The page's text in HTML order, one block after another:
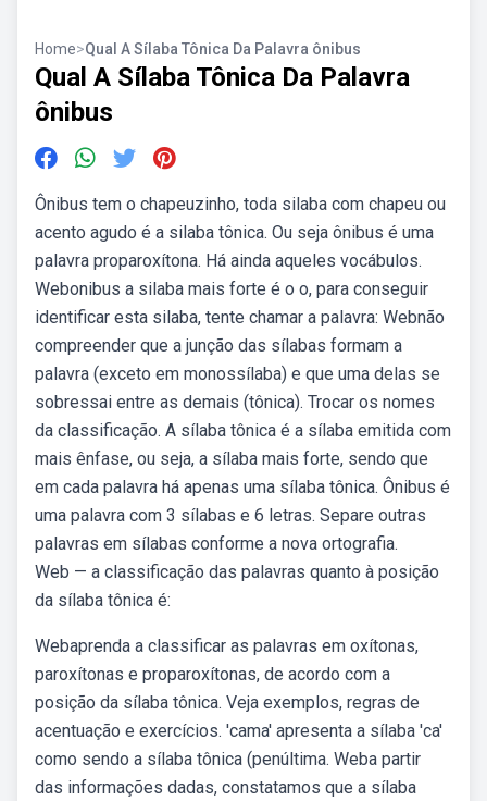
Home>Qual A Sílaba Tônica Da Palavra ônibus
Qual A Sílaba Tônica Da Palavra
ônibus
Ônibus tem o chapeuzinho, toda silaba com chapeu ou
acento agudo é a silaba tônica. Ou seja ônibus é uma
palavra proparoxítona. Há ainda aqueles vocábulos.
Webonibus a silaba mais forte é o o, para conseguir
identificar esta silaba, tente chamar a palavra: Webnão
compreender que a junção das sílabas formam a
palavra (exceto em monossílaba) e que uma delas se
sobressai entre as demais (tônica). Trocar os nomes
da classificação. A sílaba tônica é a sílaba emitida com
mais ênfase, ou seja, a sílaba mais forte, sendo que
em cada palavra há apenas uma sílaba tônica. Ônibus é
uma palavra com 3 sílabas e 6 letras. Separe outras
palavras em sílabas conforme a nova ortografia.
Web — a classificação das palavras quanto à posição
da sílaba tônica é:
Webaprenda a classificar as palavras em oxítonas,
paroxítonas e proparoxítonas, de acordo com a
posição da sílaba tônica. Veja exemplos, regras de
acentuação e exercícios. 'cama' apresenta a sílaba 'ca'
como sendo a sílaba tônica (penúltima. Weba partir
das informações dadas, constatamos que a sílaba